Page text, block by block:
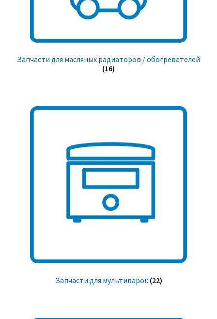
Запчасти для масляных радиаторов / обогревателей
(16)
Запчасти для мультиварок (22)